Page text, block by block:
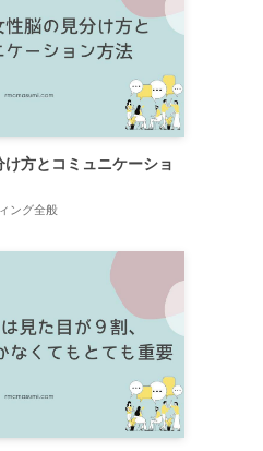
方とコミュニケーショ
ング全般